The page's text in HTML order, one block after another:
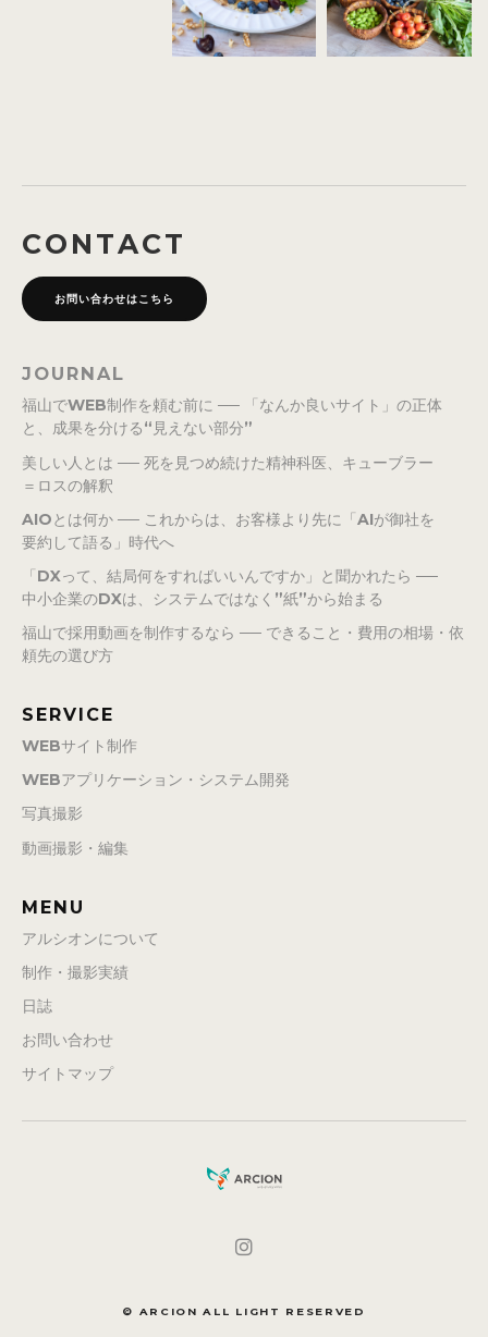
CONTACT
お問い合わせはこちら
JOURNAL
福山でWEB制作を頼む前に ── 「なんか良いサイト」の正体
と、成果を分ける“見えない部分”
美しい人とは ── 死を見つめ続けた精神科医、キューブラー
＝ロスの解釈
AIOとは何か ── これからは、お客様より先に「AIが御社を
要約して語る」時代へ
「DXって、結局何をすればいいんですか」と聞かれたら ──
中小企業のDXは、システムではなく”紙”から始まる
福山で採用動画を制作するなら ── できること・費用の相場・依
頼先の選び方
SERVICE
WEBサイト制作
WEBアプリケーション・システム開発
写真撮影
動画撮影・編集
MENU
アルシオンについて
制作・撮影実績
日誌
お問い合わせ
サイトマップ
© ARCION ALL LIGHT RESERVED